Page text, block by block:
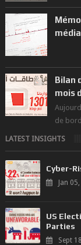
Bilan
mois
de
en
LATEST INSIGHTS
Cyber-
Jan
US
Parties
Sept